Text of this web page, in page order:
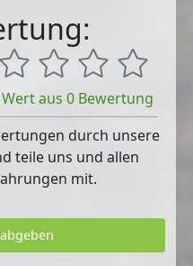
aus 0 Bewertung
durch unsere
teile uns und allen
mit.